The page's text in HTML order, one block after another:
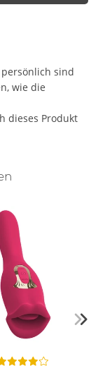
sind
wie die
dieses Produkt